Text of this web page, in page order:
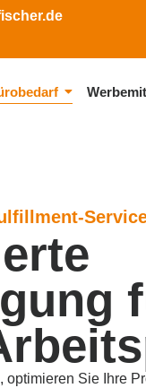
optimieren Sie Ihre